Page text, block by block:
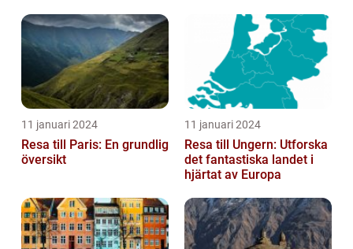
11 januari 2024
Resa till Paris: En grundlig
översikt
11 januari 2024
Resa till Ungern: Utforska
det fantastiska landet i
hjärtat av Europa